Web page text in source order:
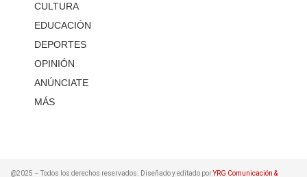
CULTURA
EDUCACIÓN
DEPORTES
OPINIÓN
ANÚNCIATE
MÁS
@2025 – Todos los derechos reservados. Diseñado y editado porYRG Comunicación &